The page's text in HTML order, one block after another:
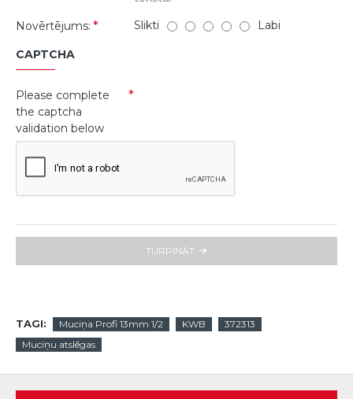
Novērtējums:
Slikti Labi
CAPTCHA
Please complete
the captcha
validation below
TURPINĀT
TAGI: Muciņa Profi 13mm 1/2 KWB
372313
Muciņu atslēgas